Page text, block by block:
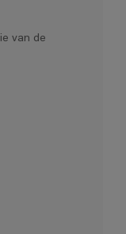
van de